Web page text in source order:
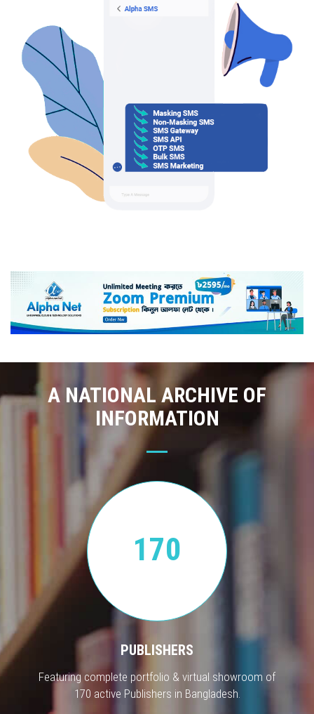
A NATIONAL ARCHIVE OF
INFORMATION
170
PUBLISHERS
Featuring complete portfolio & virtual showroom of
170 active Publishers in Bangladesh.